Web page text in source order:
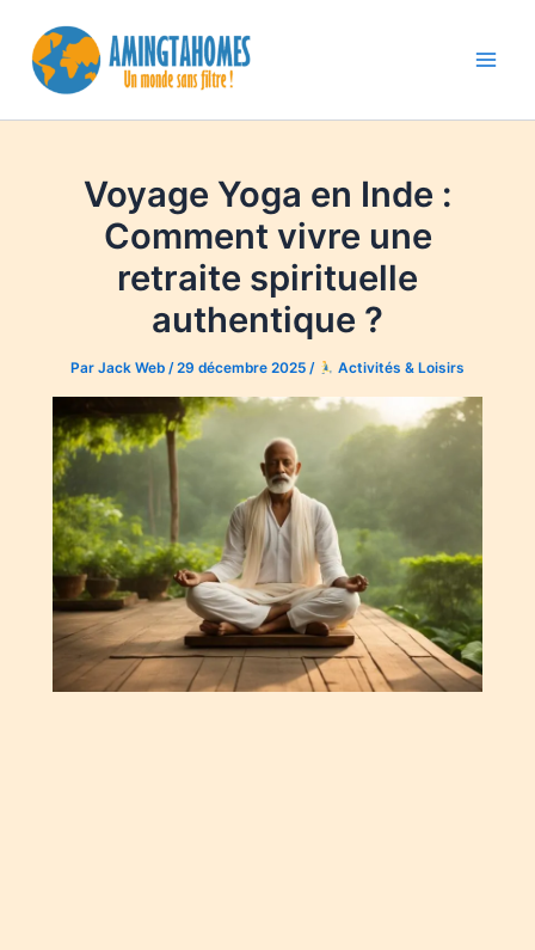
contenu
Voyage Yoga en Inde :
Comment vivre une
retraite spirituelle
authentique ?
ParJack Web/29 décembre 2025/ Activités & Loisirs